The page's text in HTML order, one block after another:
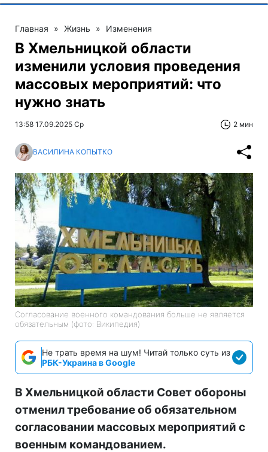
Главная » Жизнь » Изменения
В Хмельницкой области
изменили условия проведения
массовых мероприятий: что
нужно знать
13:58 17.09.2025 Ср 2 мин
ВАСИЛИНА КОПЫТКО
Согласование военного командования больше не является
обязательным (фото: Википедия)
Не трать время на шум! Читай только суть из
РБК-Украина в Google
В Хмельницкой области Совет обороны
отменил требование об обязательном
согласовании массовых мероприятий с
военным командованием.